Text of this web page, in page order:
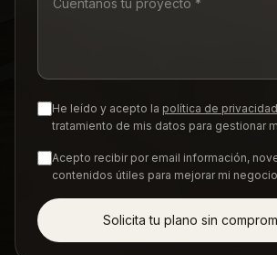
He leído y acepto la política de privacidad
tratamiento de mis datos para gestionar
Acepto recibir por email información,
contenidos útiles para mejorar mi
Solicita tu plano sin